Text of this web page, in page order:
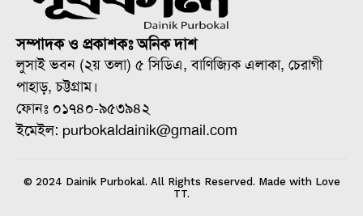
সম্পাদক ও প্রকাশকঃ অনিক দাশ
লুসাই ভবন (২য় তলা) ৫ সিডিএ, বাণিজ্যিক এলাকা, চেরাগী
পাহাড়, চট্টগ্রাম।
ফোনঃ ০১৭৪০-৯৫৩৯৪২
ইমেইল: purbokaldainik@gmail.com
© 2024 Dainik Purbokal. All Rights Reserved. Made with Love
TT.